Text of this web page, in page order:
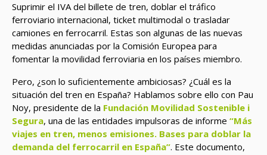
Suprimir el IVA del billete de tren, doblar el tráfico
ferroviario internacional, ticket multimodal o trasladar
camiones en ferrocarril. Estas son algunas de las nuevas
medidas anunciadas por la Comisión Europea para
fomentar la movilidad ferroviaria en los países miembro.
Pero, ¿son lo suficientemente ambiciosas? ¿Cuál es la
situación del tren en España? Hablamos sobre ello con Pau
Noy, presidente de la Fundación Movilidad Sostenible i
Segura, una de las entidades impulsoras de informe “Más
viajes en tren, menos emisiones. Bases para doblar la
demanda del ferrocarril en España”. Este documento,